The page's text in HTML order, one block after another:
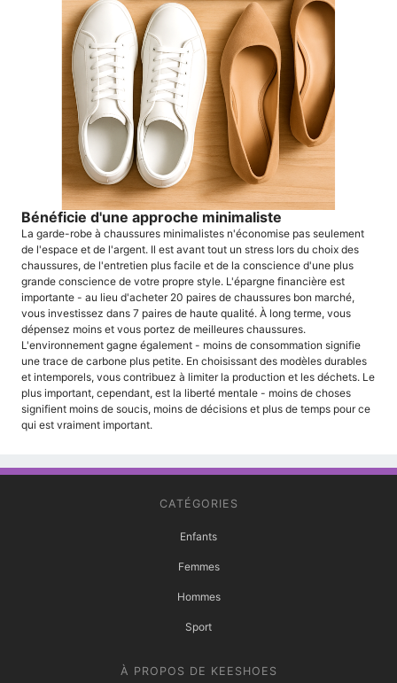
Bénéficie d'une approche minimaliste
La garde-robe à chaussures minimalistes n'économise pas seulement
de l'espace et de l'argent. Il est avant tout un stress lors du choix des
chaussures, de l'entretien plus facile et de la conscience d'une plus
grande conscience de votre propre style. L'épargne financière est
importante - au lieu d'acheter 20 paires de chaussures bon marché,
vous investissez dans 7 paires de haute qualité. À long terme, vous
dépensez moins et vous portez de meilleures chaussures.
L'environnement gagne également - moins de consommation signifie
une trace de carbone plus petite. En choisissant des modèles durables
et intemporels, vous contribuez à limiter la production et les déchets. Le
plus important, cependant, est la liberté mentale - moins de choses
signifient moins de soucis, moins de décisions et plus de temps pour ce
qui est vraiment important.
CATÉGORIES
Enfants
Femmes
Hommes
Sport
À PROPOS DE KEESHOES